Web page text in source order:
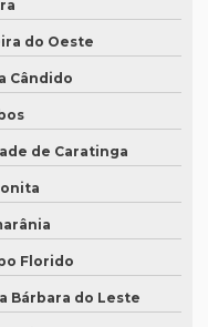
simultânea
do Oeste
Cândido
de Caratinga
Florido
Bárbara do Leste